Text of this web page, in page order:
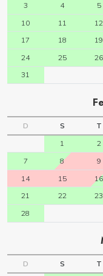
3
4 5
10
11 12
17
18 19
24
25 26
31
D S T
1
2
7
8 9
14
15 16
21
22 23
28
D S T